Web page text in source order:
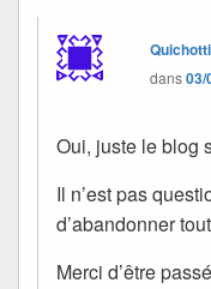
dans03/
Oui, juste le blog
Il n’est pas
d’abandonner
Merci d’être